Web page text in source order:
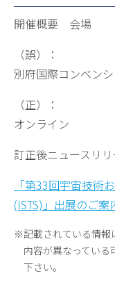
開催概要 会場
（誤）：
別府国際コンベン
（正）：
オンライン
訂正後ニュースリ
「第33回宇宙技術
(ISTS)」出展のご案
記載されている情報
内容が異なっている
下さい。